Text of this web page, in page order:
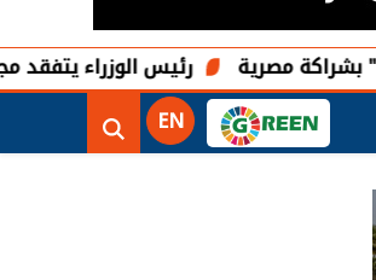
رئيس الوزراء يتفقد مجمع محطات تحلية
EN